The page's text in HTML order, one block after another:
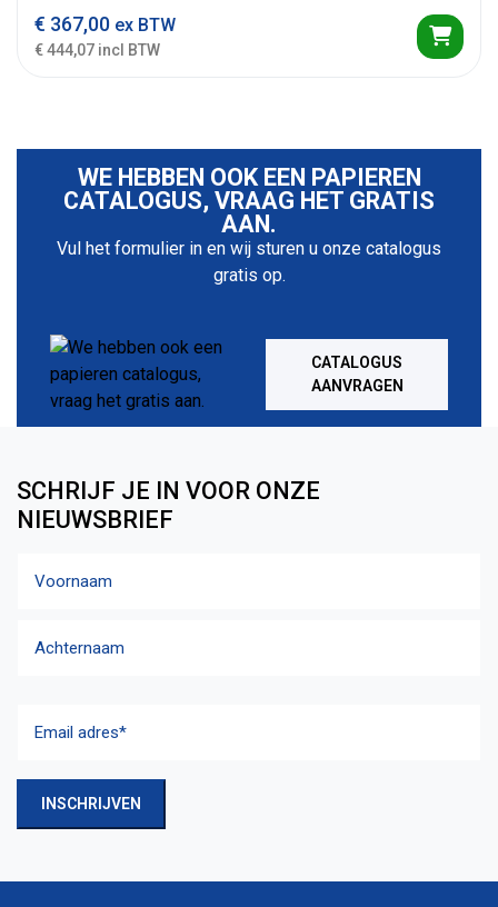
€ 367,00 ex BTW
€ 444,07 incl BTW
WE HEBBEN OOK EEN PAPIEREN
CATALOGUS, VRAAG HET GRATIS
AAN.
Vul het formulier in en wij sturen u onze catalogus
gratis op.
CATALOGUS
AANVRAGEN
SCHRIJF JE IN VOOR ONZE
NIEUWSBRIEF
adres(Vereist)
INSCHRIJVEN